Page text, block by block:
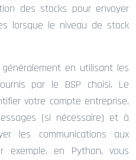
des stocks pour envoyer
lorsque le niveau de stock
en utilisant les
par le BSP choisi. Le
votre compte entreprise,
(si nécessaire) et à
les communications aux
exemple, en Python, vous